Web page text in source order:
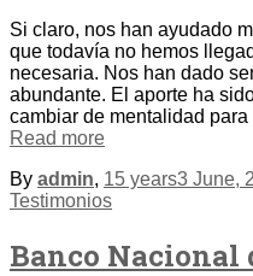
Si claro, nos han ayudado
que todavía no hemos
necesaria. Nos han dado
abundante. El aporte ha
cambiar de mentalidad
Read more
By admin, 15 years3 June,
Testimonios
Banco Nacional